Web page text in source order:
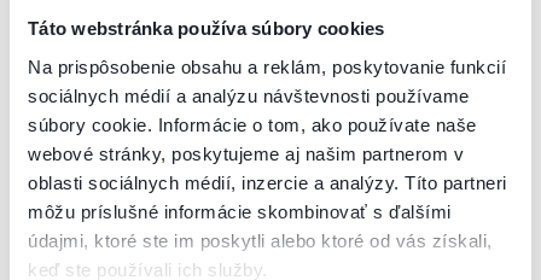
Táto webstránka používa súbory cookies
Na prispôsobenie obsahu a reklám, poskytovanie funkcií
sociálnych médií a analýzu návštevnosti používame
súbory cookie. Informácie o tom, ako používate naše
webové stránky, poskytujeme aj našim partnerom v
oblasti sociálnych médií, inzercie a analýzy. Títo partneri
môžu príslušné informácie skombinovať s ďalšími
údajmi, ktoré ste im poskytli alebo ktoré od vás získali,
keď ste používali ich služby.
Základné parametre
Rozmery a špecifikácie
Informácie o balení
Nenašli ste požadované informácie?